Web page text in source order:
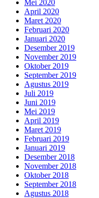
Mei 2020
April 2020
Maret 2020
Februari 2020
Januari 2020
Desember 2019
November 2019
Oktober 2019
September 2019
Agustus 2019
Juli 2019
Juni 2019
Mei 2019
April 2019
Maret 2019
Februari 2019
Januari 2019
Desember 2018
November 2018
Oktober 2018
September 2018
Agustus 2018